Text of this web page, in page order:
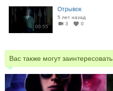
00:55
Отрывок
5 лет назад
3
0
Вас также могут заинтересовать